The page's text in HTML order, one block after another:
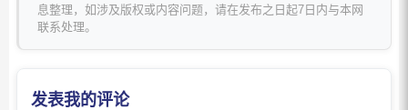
息整理，如涉及版权或内容问题，请在发布之日起7日内与本网
联系处理。
发表我的评论